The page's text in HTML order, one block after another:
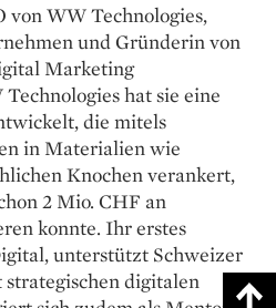
von WW Technologies,
und Gründerin von
Marketing
hat sie eine
die mitels
in Materialien wie
Knochen verankert,
2 Mio. CHF an
konnte. Ihr erstes
unterstützt Schweizer
digitalen